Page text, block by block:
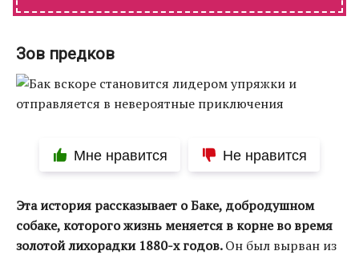
Зов предков
Мне нравится Не нравится
Эта история рассказывает о Баке, добродушном
собаке, которого жизнь меняется в корне во время
золотой лихорадки 1880-х годов.Он был вырван из